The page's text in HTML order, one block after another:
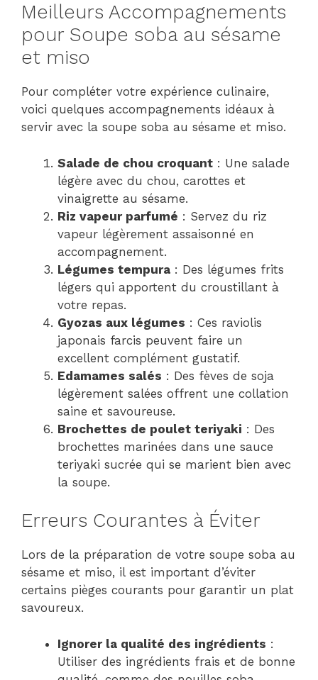
Meilleurs Accompagnements
pour Soupe soba au sésame
et miso
Pour compléter votre expérience culinaire,
voici quelques accompagnements idéaux à
servir avec la soupe soba au sésame et miso.
Salade de chou croquant : Une salade
légère avec du chou, carottes et
vinaigrette au sésame.
Riz vapeur parfumé : Servez du riz
vapeur légèrement assaisonné en
accompagnement.
Légumes tempura : Des légumes frits
légers qui apportent du croustillant à
votre repas.
Gyozas aux légumes : Ces raviolis
japonais farcis peuvent faire un
excellent complément gustatif.
Edamames salés : Des fèves de soja
légèrement salées offrent une collation
saine et savoureuse.
Brochettes de poulet teriyaki : Des
brochettes marinées dans une sauce
teriyaki sucrée qui se marient bien avec
la soupe.
Erreurs Courantes à Éviter
Lors de la préparation de votre soupe soba au
sésame et miso, il est important d’éviter
certains pièges courants pour garantir un plat
savoureux.
Ignorer la qualité des ingrédients :
Utiliser des ingrédients frais et de bonne